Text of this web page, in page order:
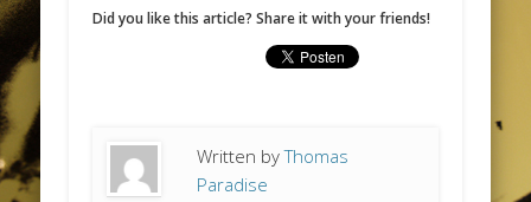
Did you like this article? Share it with your friends!
Written byThomas
Paradise